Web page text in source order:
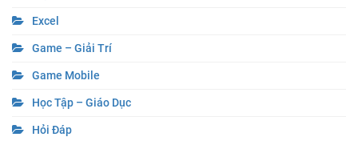
Excel
Game – Giải Trí
Game Mobile
Học Tập – Giáo Dục
Hỏi Đáp